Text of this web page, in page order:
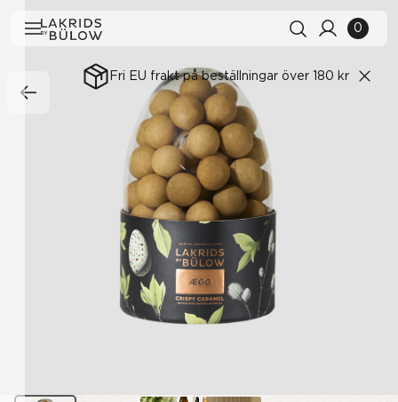
0
Fri EU frakt på beställningar över 180 kr
Rensa alla